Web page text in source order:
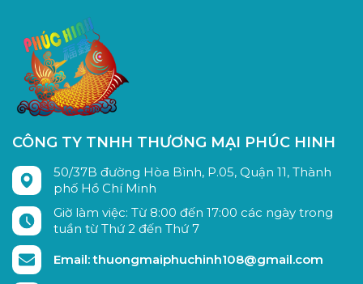
CÔNG TY TNHH THƯƠNG MẠI PHÚC HINH
50/37B đường Hòa Bình, P.05, Quận 11, Thành
phố Hồ Chí Minh
Giờ làm việc: Từ 8:00 đến 17:00 các ngày trong
tuần từ Thứ 2 đến Thứ 7
Email: thuongmaiphuchinh108@gmail.com